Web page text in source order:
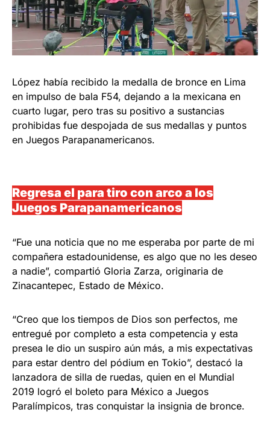
López había recibido la medalla de bronce en Lima
en impulso de bala F54, dejando a la mexicana en
cuarto lugar, pero tras su positivo a sustancias
prohibidas fue despojada de sus medallas y puntos
en Juegos Parapanamericanos.
Regresa el para tiro con arco a los
Juegos Parapanamericanos
“Fue una noticia que no me esperaba por parte de mi
compañera estadounidense, es algo que no les deseo
a nadie”, compartió Gloria Zarza, originaria de
Zinacantepec, Estado de México.
“Creo que los tiempos de Dios son perfectos, me
entregué por completo a esta competencia y esta
presea le dio un suspiro aún más, a mis expectativas
para estar dentro del pódium en Tokio”, destacó la
lanzadora de silla de ruedas, quien en el Mundial
2019 logró el boleto para México a Juegos
Paralímpicos, tras conquistar la insignia de bronce.